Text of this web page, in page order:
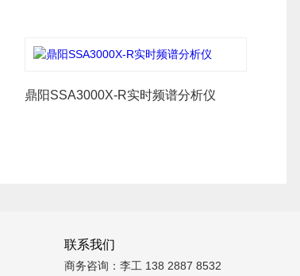
鼎阳SSA3000X-R实时频谱分析仪
联系我们
商务咨询：李工 138 2887 8532